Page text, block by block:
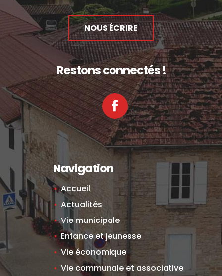
NOUS ÉCRIRE
Restons connectés !
Facebook
Navigation
Accueil
Actualités
Vie municipale
Enfance et jeunesse
Vie économique
Vie communale et associative